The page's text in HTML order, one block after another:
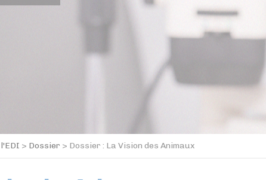
> Dossier > Dossier : La Vision des Animaux